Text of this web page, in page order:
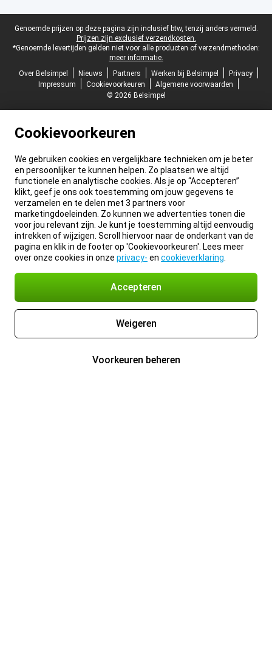
Juridische voettekst
Genoemde prijzen op deze pagina zijn inclusief btw, tenzij anders vermeld.
Prijzen zijn exclusief verzendkosten.
*Genoemde levertijden gelden niet voor alle producten of verzendmethoden:
meer informatie.
Over Belsimpel
Nieuws Partners Werken bij Belsimpel
Privacy
Impressum
Cookievoorkeuren
Algemene voorwaarden
© 2026 Belsimpel
Cookievoorkeuren
We gebruiken cookies en vergelijkbare technieken om je beter
en persoonlijker te kunnen helpen. Zo plaatsen we altijd
functionele en analytische cookies. Als je op “Accepteren”
klikt, geef je ons ook toestemming om jouw gegevens te
verzamelen en te delen met 3 partners voor
marketingdoeleinden. Zo kunnen we advertenties tonen die
voor jou relevant zijn. Je kunt je toestemming altijd eenvoudig
intrekken of wijzigen. Scroll hiervoor naar de onderkant van de
pagina en klik in de footer op 'Cookievoorkeuren'. Lees meer
over onze cookies in onze privacy- en cookieverklaring
Accepteren
Weigeren
Voorkeuren beheren